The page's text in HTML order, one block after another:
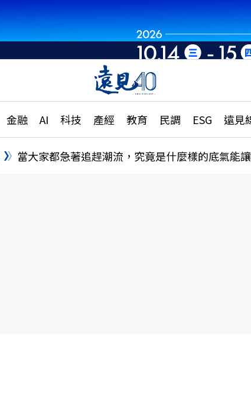
金融 AI 科技 產經 教育 民調 ESG 遠見
國際
特輯
大學升學、職涯攻略
縣市施政調查全解析
民調
當大家都急著追趕潮流，究竟是什麼樣的底氣能